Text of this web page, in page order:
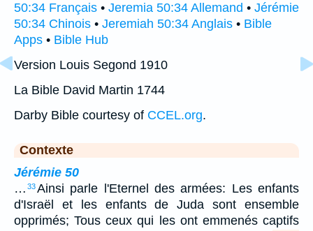
50:34 Français • Jeremia 50:34 Allemand • Jérémie
50:34 Chinois • Jeremiah 50:34 Anglais • Bible
Apps • Bible Hub
Version Louis Segond 1910
La Bible David Martin 1744
Darby Bible courtesy of CCEL.org.
Contexte
Jérémie 50
… 33Ainsi parle l'Eternel des armées: Les enfants
d'Israël et les enfants de Juda sont ensemble
opprimés; Tous ceux qui les ont emmenés captifs